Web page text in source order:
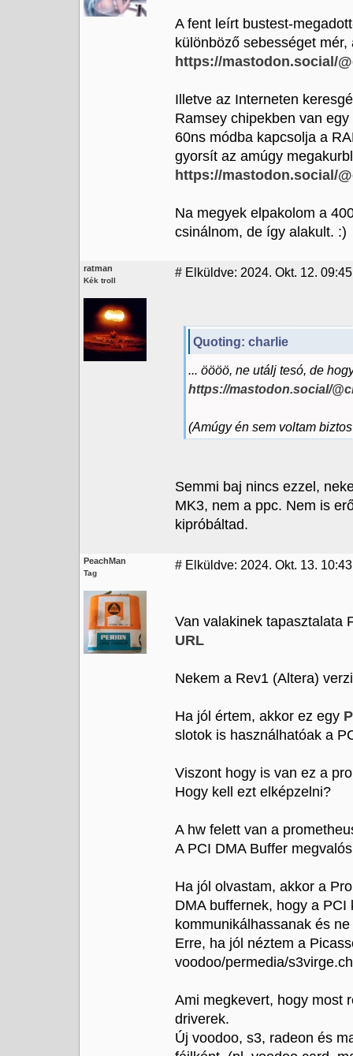
A fent leírt bustest-
különböző sebességet
https://mastodon.social/
Illetve az Interneten
Ramsey chipekben van
60ns módba kapcsolja a
gyorsít az amúgy
https://mastodon.social/
Na megyek elpakolom a
csinálnom, de így alakult. :)
ratman
Kék troll
# Elküldve: 2024. Okt. 12. 09:45
Quoting: charlie
... öööö, ne utálj tesó, de
https://mastodon.social/
(Amúgy én sem voltam
Semmi baj nincs ezzel,
MK3, nem a ppc. Nem is
kipróbáltad.
PeachMan
Tag
# Elküldve: 2024. Okt. 13.
Van valakinek tapasztalata
URL
Nekem a Rev1 (Altera)
Ha jól értem, akkor ez egy
slotok is használhatóak a
Viszont hogy is van ez a
Hogy kell ezt elképzelni?
A hw felett van a
A PCI DMA Buffer
Ha jól olvastam, akkor a
DMA buffernek, hogy a
kommunikálhassanak és
Erre, ha jól néztem a
voodoo/permedia/
Ami megkevert, hogy most
driverek.
Új voodoo, s3, radeon és